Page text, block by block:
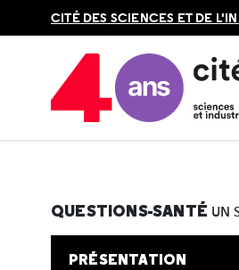
en
CITÉ DES SCIENCES ET DE
Accueil Au programme
QUESTIONS-SANTÉ UN
PRÉSENTATION